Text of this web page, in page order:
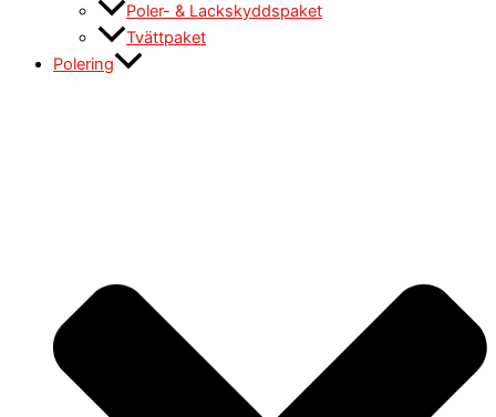
Poler- & Lackskyddspaket
Tvättpaket
Polering